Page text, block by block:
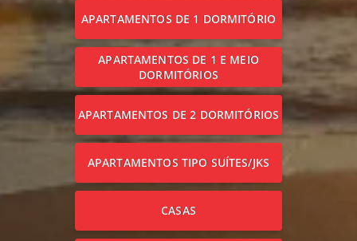
APARTAMENTOS DE 1 DORMITÓRIO
APARTAMENTOS DE 1 E MEIO
DORMITÓRIOS
APARTAMENTOS DE 2 DORMITÓRIOS
APARTAMENTOS TIPO SUÍTES/JKS
CASAS